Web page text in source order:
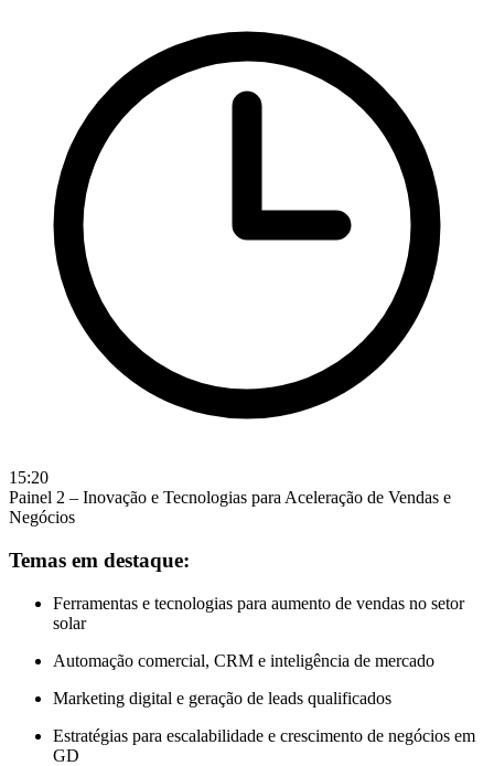
15:20
Painel 2 – Inovação e Tecnologias para Aceleração de Vendas e
Negócios
Temas em destaque:
Ferramentas e tecnologias para aumento de vendas no setor
solar
Automação comercial, CRM e inteligência de mercado
Marketing digital e geração de leads qualificados
Estratégias para escalabilidade e crescimento de negócios em
GD